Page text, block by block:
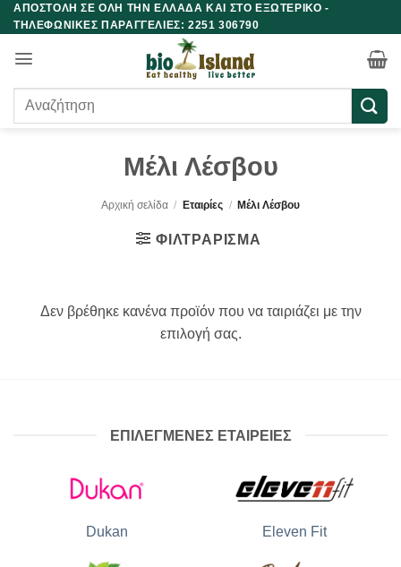
Μετάβαση
στο
περιεχόμενο
ΑΠΟΣΤΟΛΗ ΣΕ ΟΛΗ ΤΗΝ ΕΛΛΑΔΑ ΚΑΙ ΣΤΟ ΕΞΩΤΕΡΙΚΟ -
ΤΗΛΕΦΩΝΙΚΕΣ ΠΑΡΑΓΓΕΛΙΕΣ: 2251 306790
Αναζήτηση
Μέλι Λέσβου
Αρχική σελίδα / Εταιρίες / Μέλι Λέσβου
ΦΙΛΤΡΆΡΙΣΜΑ
Δεν βρέθηκε κανένα προϊόν που να ταιριάζει με την
επιλογή σας.
ΕΠΙΛΕΓΜΕΝΕΣ ΕΤΑΙΡΕΙΕΣ
Dukan Eleven Fit